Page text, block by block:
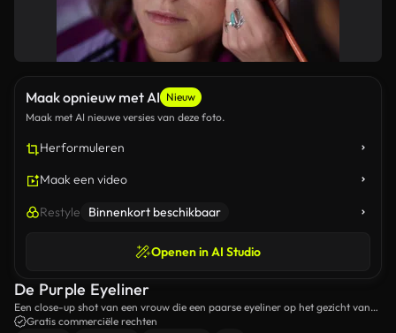
Maak opnieuw met AI Nieuw
Maak met AI nieuwe versies van deze foto.
Herformuleren
Maak een video
Restyle Binnenkort beschikbaar
Openen in AI Studio
De Purple Eyeliner
Een close-up shot van een vrouw die een paarse eyeliner op het gezicht van
haar vriend aanbrengt.
Gratis commerciële rechten